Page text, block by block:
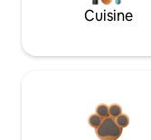
Cuisine